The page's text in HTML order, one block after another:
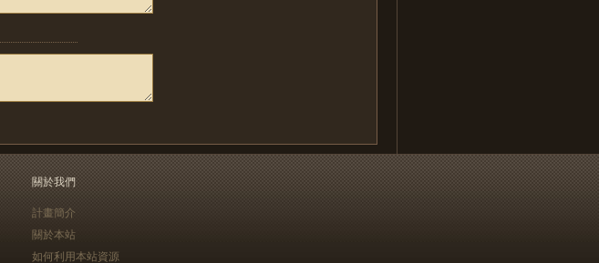
關於我們
計畫簡介
關於本站
如何利用本站資源